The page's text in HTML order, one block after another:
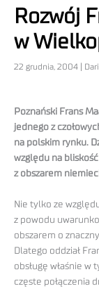
Rozwój
w
22 grudnia, 2004 |
Poznański Frans
jednego z
na polskim rynku.
względu na
z obszarem
Nie tylko ze
z powodu
obszarem o
Dlatego oddział
obsługę właśnie w
częste połączenia